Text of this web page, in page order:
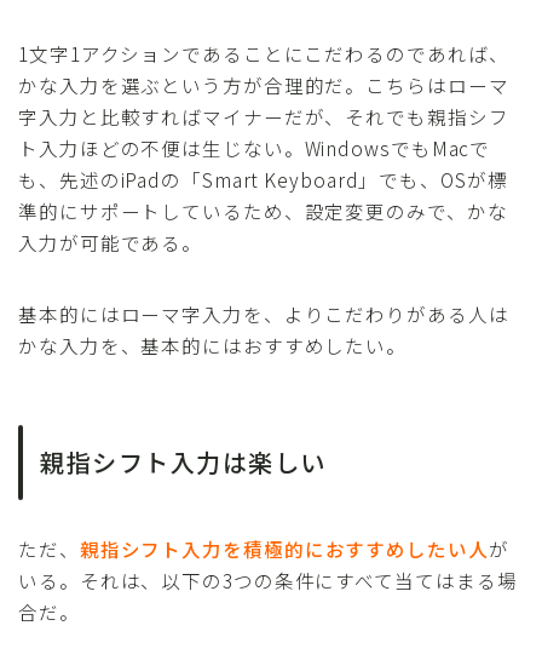
1文字1アクションであることにこだわるのであれば、
かな入力を選ぶという方が合理的だ。こちらはローマ
字入力と比較すればマイナーだが、それでも親指シフ
ト入力ほどの不便は生じない。WindowsでもMacで
も、先述のiPadの「Smart Keyboard」でも、OSが標
準的にサポートしているため、設定変更のみで、かな
入力が可能である。
基本的にはローマ字入力を、よりこだわりがある人は
かな入力を、基本的にはおすすめしたい。
親指シフト入力は楽しい
ただ、 親指シフト入力を積極的におすすめしたい人が
いる。それは、以下の3つの条件にすべて当てはまる場
合だ。